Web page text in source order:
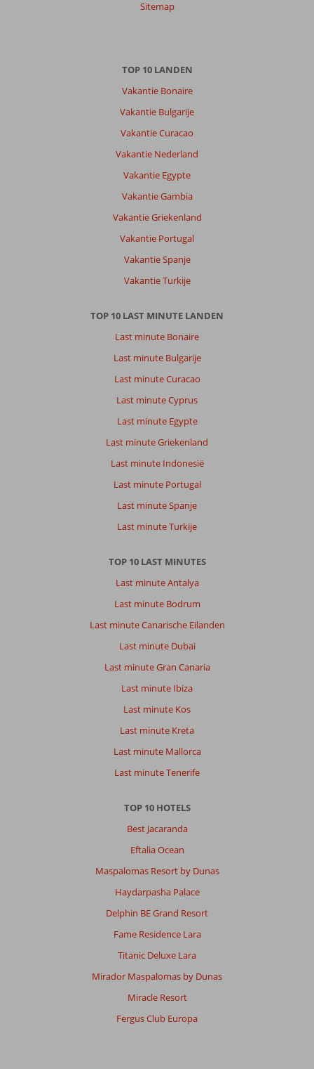
Sitemap
TOP 10 LANDEN
Vakantie Bonaire
Vakantie Bulgarije
Vakantie Curacao
Vakantie Nederland
Vakantie Egypte
Vakantie Gambia
Vakantie Griekenland
Vakantie Portugal
Vakantie Spanje
Vakantie Turkije
TOP 10 LAST MINUTE LANDEN
Last minute Bonaire
Last minute Bulgarije
Last minute Curacao
Last minute Cyprus
Last minute Egypte
Last minute Griekenland
Last minute Indonesië
Last minute Portugal
Last minute Spanje
Last minute Turkije
TOP 10 LAST MINUTES
Last minute Antalya
Last minute Bodrum
Last minute Canarische Eilanden
Last minute Dubai
Last minute Gran Canaria
Last minute Ibiza
Last minute Kos
Last minute Kreta
Last minute Mallorca
Last minute Tenerife
TOP 10 HOTELS
Best Jacaranda
Eftalia Ocean
Maspalomas Resort by Dunas
Haydarpasha Palace
Delphin BE Grand Resort
Fame Residence Lara
Titanic Deluxe Lara
Mirador Maspalomas by Dunas
Miracle Resort
Fergus Club Europa